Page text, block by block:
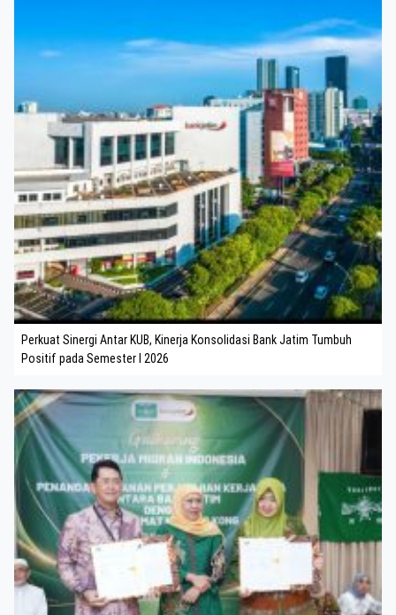
Perkuat Sinergi Antar KUB, Kinerja Konsolidasi Bank Jatim Tumbuh
Positif pada Semester I 2026